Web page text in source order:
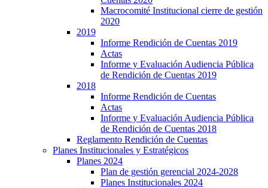
Macrocomité Institucional cierre de gestión
2020
2019
Informe Rendición de Cuentas 2019
Actas
Informe y Evaluación Audiencia Pública
de Rendición de Cuentas 2019
2018
Informe Rendición de Cuentas
Actas
Informe y Evaluación Audiencia Pública
de Rendición de Cuentas 2018
Reglamento Rendición de Cuentas
Planes Institucionales y Estratégicos
Planes 2024
Plan de gestión gerencial 2024-2028
Planes Institucionales 2024